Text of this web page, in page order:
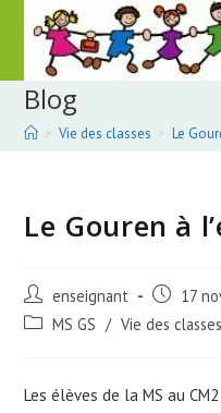
content
Blog
> Vie des classes > Le
Le Gouren à
Post
author:
enseignant
Post
published:
17
Post MS GS / Vie des classes
Les élèves de la MS au